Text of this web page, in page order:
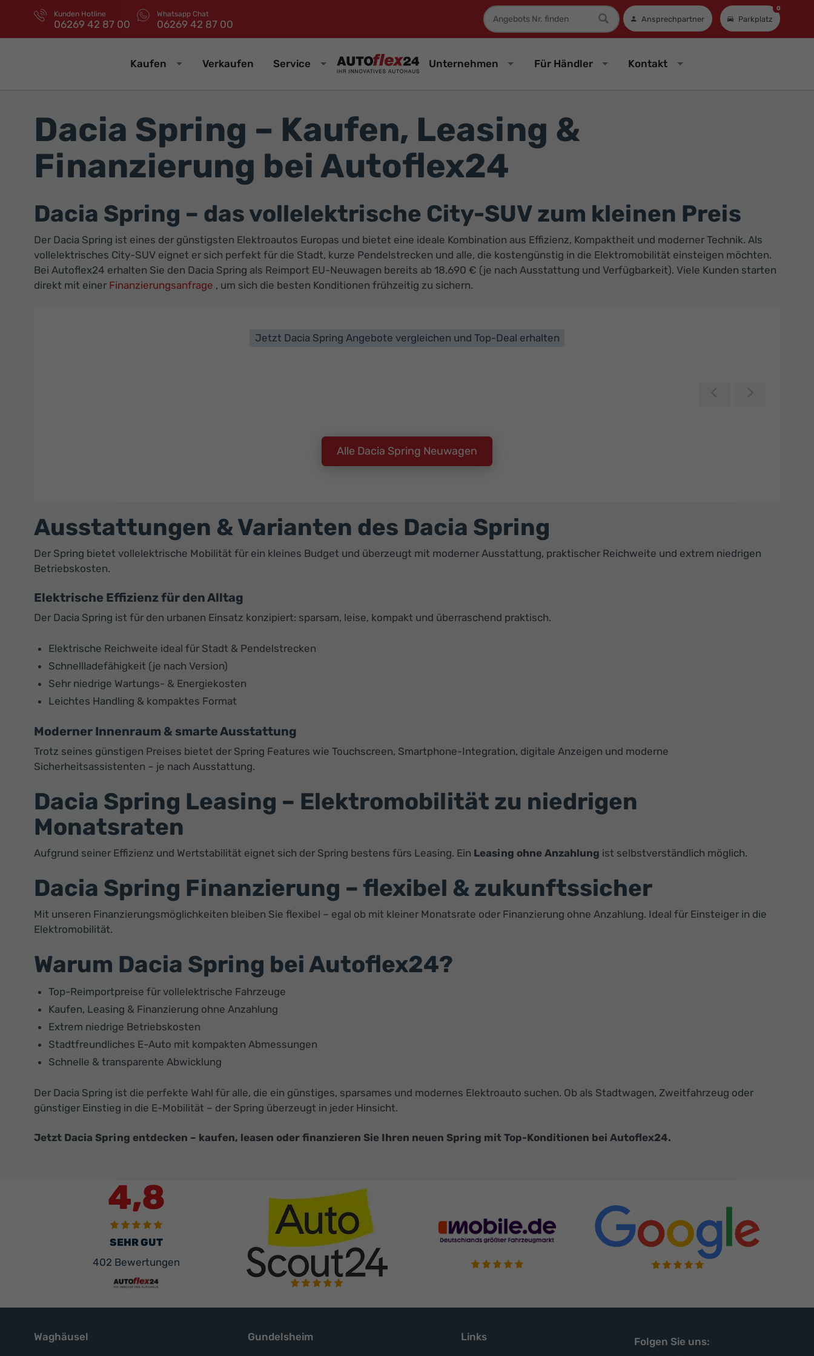
Kunden Hotline
06269 42 87 00
Whatsapp Chat
06269 42 87 00
Fahrzeugnummer
Ansprechpartner Parkplatz
0
Kaufen Verkaufen Service Unternehmen Für Händler Kontakt
Dacia Spring – Kaufen, Leasing &
Finanzierung bei Autoflex24
Dacia Spring – das vollelektrische City-SUV zum kleinen Preis
Der Dacia Spring ist eines der günstigsten Elektroautos Europas und bietet eine ideale Kombination aus Effizienz, Kompaktheit und moderner Technik. Als
vollelektrisches City-SUV eignet er sich perfekt für die Stadt, kurze Pendelstrecken und alle, die kostengünstig in die Elektromobilität einsteigen möchten.
Bei Autoflex24 erhalten Sie den Dacia Spring als Reimport EU-Neuwagen bereits ab 18.690 € (je nach Ausstattung und Verfügbarkeit). Viele Kunden starten
direkt mit einer Finanzierungsanfrage , um sich die besten Konditionen frühzeitig zu sichern.
Jetzt Dacia Spring Angebote vergleichen und Top-Deal erhalten
Alle Dacia Spring Neuwagen
Ausstattungen & Varianten des Dacia Spring
Der Spring bietet vollelektrische Mobilität für ein kleines Budget und überzeugt mit moderner Ausstattung, praktischer Reichweite und extrem niedrigen
Betriebskosten.
Elektrische Effizienz für den Alltag
Der Dacia Spring ist für den urbanen Einsatz konzipiert: sparsam, leise, kompakt und überraschend praktisch.
Elektrische Reichweite ideal für Stadt & Pendelstrecken
Schnellladefähigkeit (je nach Version)
Sehr niedrige Wartungs- & Energiekosten
Leichtes Handling & kompaktes Format
Moderner Innenraum & smarte Ausstattung
Trotz seines günstigen Preises bietet der Spring Features wie Touchscreen, Smartphone-Integration, digitale Anzeigen und moderne
Sicherheitsassistenten – je nach Ausstattung.
Dacia Spring Leasing – Elektromobilität zu niedrigen
Monatsraten
Aufgrund seiner Effizienz und Wertstabilität eignet sich der Spring bestens fürs Leasing. Ein Leasing ohne Anzahlung ist selbstverständlich möglich.
Dacia Spring Finanzierung – flexibel & zukunftssicher
Mit unseren Finanzierungsmöglichkeiten bleiben Sie flexibel – egal ob mit kleiner Monatsrate oder Finanzierung ohne Anzahlung. Ideal für Einsteiger in die
Elektromobilität.
Warum Dacia Spring bei Autoflex24?
Top-Reimportpreise für vollelektrische Fahrzeuge
Kaufen, Leasing & Finanzierung ohne Anzahlung
Extrem niedrige Betriebskosten
Stadtfreundliches E-Auto mit kompakten Abmessungen
Schnelle & transparente Abwicklung
Der Dacia Spring ist die perfekte Wahl für alle, die ein günstiges, sparsames und modernes Elektroauto suchen. Ob als Stadtwagen, Zweitfahrzeug oder
günstiger Einstieg in die E-Mobilität – der Spring überzeugt in jeder Hinsicht.
Jetzt Dacia Spring entdecken – kaufen, leasen oder finanzieren Sie Ihren neuen Spring mit Top-Konditionen bei Autoflex24.
4,8
SEHR GUT
402 Bewertungen
Waghäusel Gundelsheim Links Folgen Sie uns: